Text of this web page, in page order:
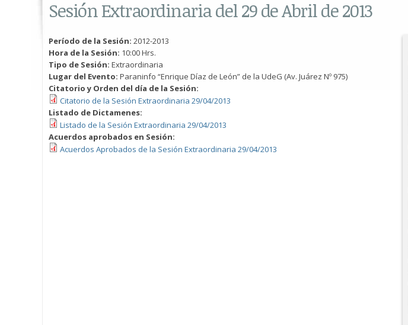
Sesión Extraordinaria del 29 de Abril de 2013
Período de la Sesión: 2012-2013
Hora de la Sesión: 10:00 Hrs.
Tipo de Sesión: Extraordinaria
Lugar del Evento: Paraninfo “Enrique Díaz de León” de la UdeG (Av. Juárez Nº 975)
Citatorio y Orden del día de la Sesión:
Citatorio de la Sesión Extraordinaria 29/04/2013
Listado de Dictamenes:
Listado de la Sesión Extraordinaria 29/04/2013
Acuerdos aprobados en Sesión:
Acuerdos Aprobados de la Sesión Extraordinaria 29/04/2013